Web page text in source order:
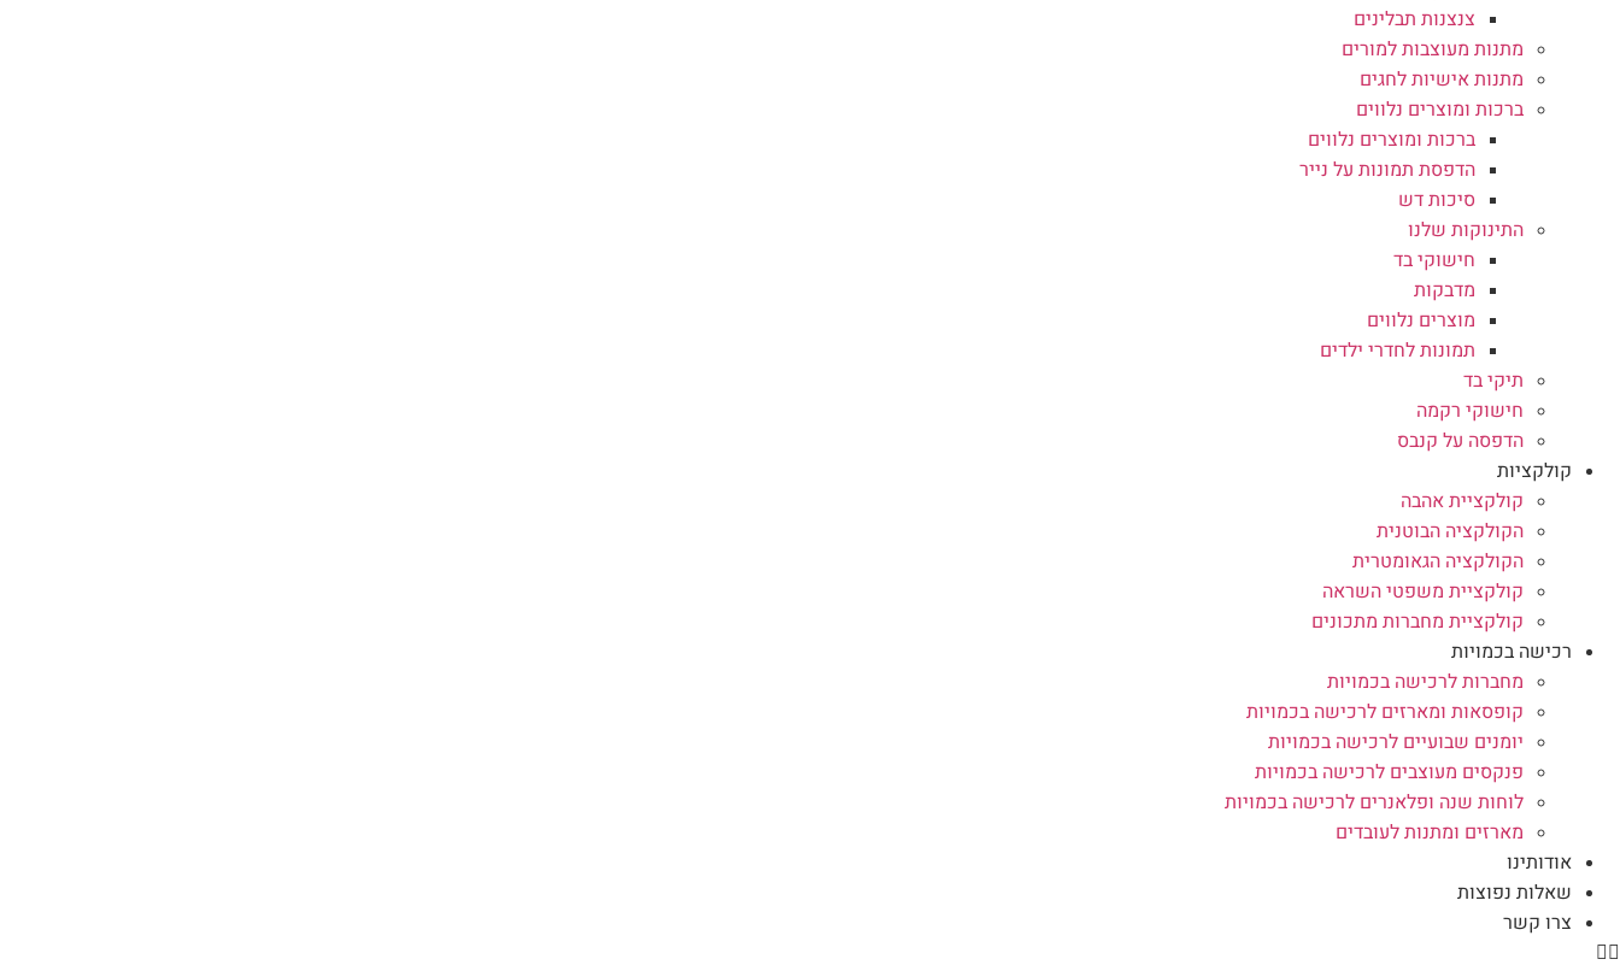
צנצנות תבלינים
מתנות מעוצבות למורים
מתנות אישיות לחגים
ברכות ומוצרים נלווים
ברכות ומוצרים נלווים
הדפסת תמונות על נייר
סיכות דש
התינוקות שלנו
חישוקי בד
מדבקות
מוצרים נלווים
תמונות לחדרי ילדים
תיקי בד
חישוקי רקמה
הדפסה על קנבס
קולקציות
קולקציית אהבה
הקולקציה הבוטנית
הקולקציה הגאומטרית
קולקציית משפטי השראה
קולקציית מחברות מתכונים
רכישה בכמויות
מחברות לרכישה בכמויות
קופסאות ומארזים לרכישה בכמויות
יומנים שבועיים לרכישה בכמויות
פנקסים מעוצבים לרכישה בכמויות
לוחות שנה ופלאנרים לרכישה בכמויות
מארזים ומתנות לעובדים
אודותינו
שאלות נפוצות
צרו קשר